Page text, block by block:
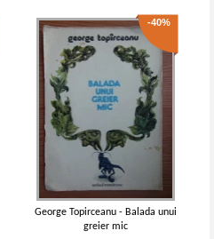
-40%
George Topirceanu - Balada unui
greier mic